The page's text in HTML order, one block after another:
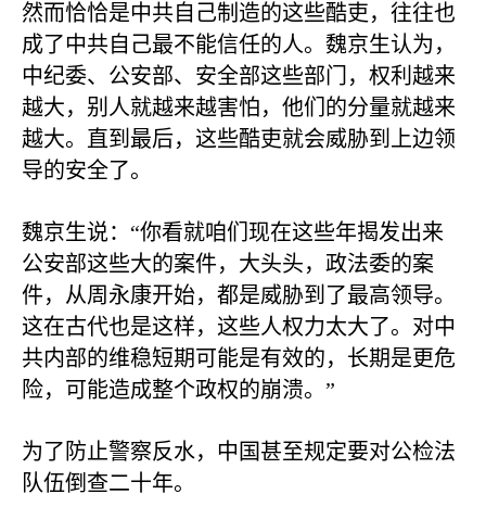
然而恰恰是中共自己制造的这些酷吏，往往也
成了中共自己最不能信任的人。魏京生认为，
中纪委、公安部、安全部这些部门，权利越来
越大，别人就越来越害怕，他们的分量就越来
越大。直到最后，这些酷吏就会威胁到上边领
导的安全了。
魏京生说：“你看就咱们现在这些年揭发出来
公安部这些大的案件，大头头，政法委的案
件，从周永康开始，都是威胁到了最高领导。
这在古代也是这样，这些人权力太大了。对中
共内部的维稳短期可能是有效的，长期是更危
险，可能造成整个政权的崩溃。”
为了防止警察反水，中国甚至规定要对公检法
队伍倒查二十年。